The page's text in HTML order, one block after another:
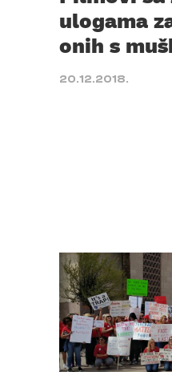
ulogama
onih s
20.12.2018.